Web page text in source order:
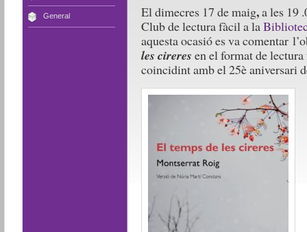
General El dimecres 17 de maig,a les 19
Club de lectura fàcil a la
aquesta ocasió es va comentar
les cireres en el format de
coincidint amb el 25è aniversari